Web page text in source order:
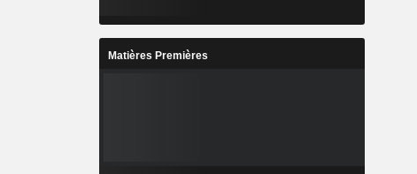
Matières Premières